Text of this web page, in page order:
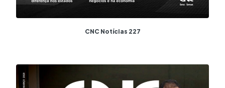
CNC Notícias 227